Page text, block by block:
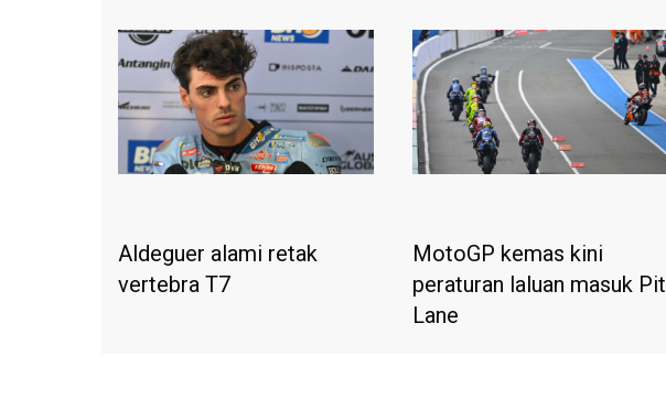
Aldeguer alami retak
vertebra T7
MotoGP kemas kini
peraturan laluan masuk Pit
Lane